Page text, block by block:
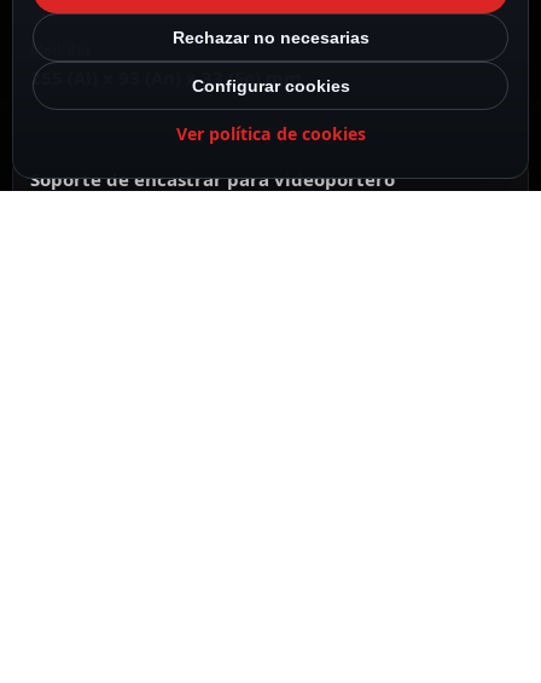
Medidas
255 (Al) x 93 (An) x 33 (Fo) mm
Soporte de encastrar para videoportero
Rechazar no necesarias
Configurar cookies
Ver política de cookies